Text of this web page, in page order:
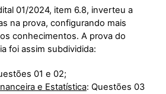
01/2024, item 6.8, inverteu a
na prova, configurando mais
conhecimentos. A prova do
foi assim subdividida:
01 e 02;
e Estatística: Questões 03